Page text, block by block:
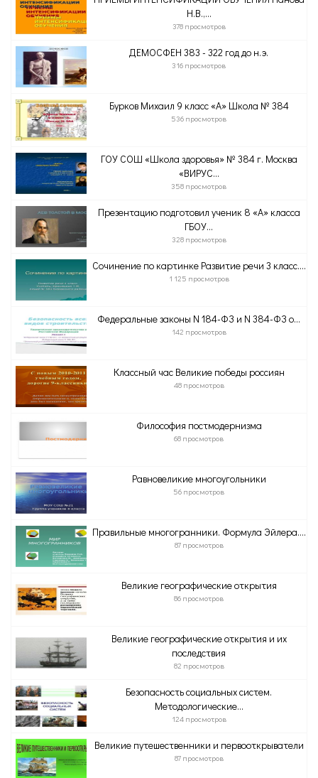
Н.В.,...
378 просмотров
ДЕМОСФЕН 383 - 322 год до н.э.
316 просмотров
Бурков Михаил 9 класс «А» Школа № 384
536 просмотров
ГОУ СОШ «Школа здоровья» № 384 г. Москва
«ВИРУС...
358 просмотров
Презентацию подготовил ученик 8 «А» класса
ГБОУ...
328 просмотров
Сочинение по картинке Развитие речи 3 класс....
1 125 просмотров
Федеральные законы N 184-ФЗ и N 384-ФЗ о...
142 просмотров
Классный час Великие победы россиян
48 просмотров
Философия постмодернизма
68 просмотров
Равновеликие многоугольники
56 просмотров
Правильные многогранники. Формула Эйлера....
87 просмотров
Великие географические открытия
86 просмотров
Великие географические открытия и их
последствия
82 просмотров
Безопасность социальных систем.
Методологические...
124 просмотров
Великие путешественники и первооткрыватели
87 просмотров